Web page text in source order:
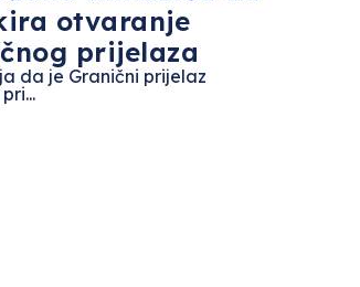
otvaranje
prijelaza
da je Granični prijelaz